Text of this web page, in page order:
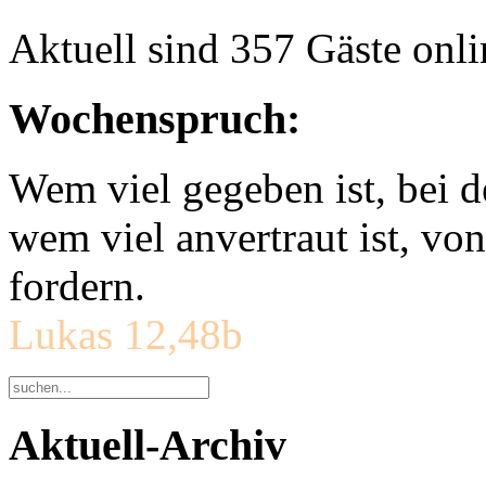
Aktuell sind 357 Gäste
Wochenspruch:
Wem viel gegeben ist, bei
wem viel anvertraut ist,
fordern.
Lukas 12,48b
Aktuell-Archiv